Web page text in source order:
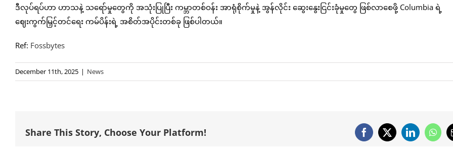
ဒီလုပ်ရပ်ဟာ ဟာသနဲ့ သရော်မှုတွေကို အသုံးပြုပြီး ကမ္ဘာတစ်ဝန်း အာရုံစိုက်မှုနဲ့ အွန်လိုင်း ဆွေးနွေးငြင်းခုံမှုတွေ ဖြစ်လာစေဖို့ Columbia ရဲ့
ဈေးကွက်မြှင့်တင်ရေး ကမ်ပိန်းရဲ့ အစိတ်အပိုင်းတစ်ခု ဖြစ်ပါတယ်။
Ref: Fossbytes
December 11th, 2025 | News
Share This Story, Choose Your Platform! Facebook
X LinkedIn